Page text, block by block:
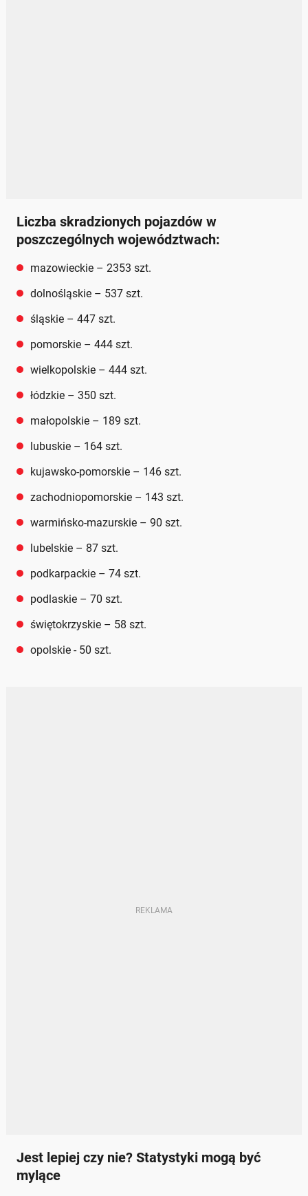
Liczba skradzionych pojazdów w
poszczególnych województwach:
mazowieckie – 2353 szt.
dolnośląskie – 537 szt.
śląskie – 447 szt.
pomorskie – 444 szt.
wielkopolskie – 444 szt.
łódzkie – 350 szt.
małopolskie – 189 szt.
lubuskie – 164 szt.
kujawsko-pomorskie – 146 szt.
zachodniopomorskie – 143 szt.
warmińsko-mazurskie – 90 szt.
lubelskie – 87 szt.
podkarpackie – 74 szt.
podlaskie – 70 szt.
świętokrzyskie – 58 szt.
opolskie - 50 szt.
Jest lepiej czy nie? Statystyki mogą być
mylące